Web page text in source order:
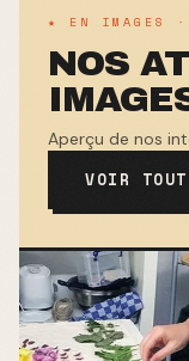
★ EN IMAGES
NOS
Aperçu de nos
VOIR